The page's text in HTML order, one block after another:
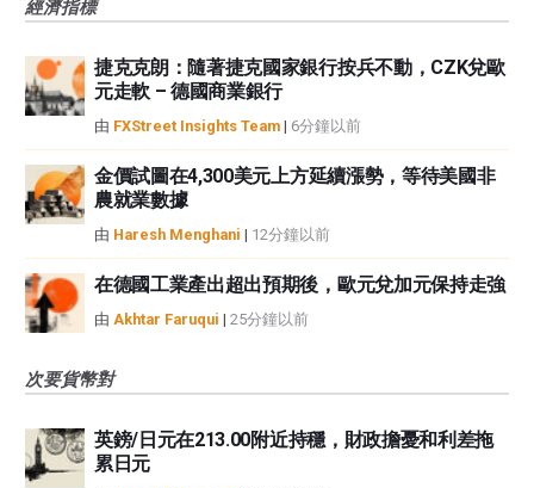
經濟指標
捷克克朗：隨著捷克國家銀行按兵不動，CZK兌歐
元走軟 – 德國商業銀行
由 FXStreet Insights Team | 6分鐘以前
金價試圖在4,300美元上方延續漲勢，等待美國非
農就業數據
由 Haresh Menghani | 12分鐘以前
在德國工業產出超出預期後，歐元兌加元保持走強
由 Akhtar Faruqui | 25分鐘以前
次要貨幣對
英鎊/日元在213.00附近持穩，財政擔憂和利差拖
累日元